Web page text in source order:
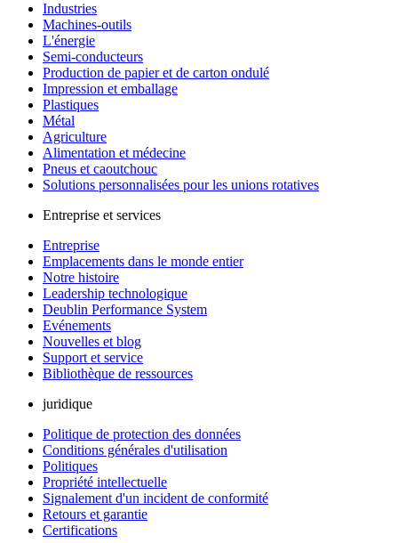
Industries
Machines-outils
L'énergie
Semi-conducteurs
Production de papier et de carton ondulé
Impression et emballage
Plastiques
Métal
Agriculture
Alimentation et médecine
Pneus et caoutchouc
Solutions personnalisées pour les unions rotatives
Entreprise et services
Entreprise
Emplacements dans le monde entier
Notre histoire
Leadership technologique
Deublin Performance System
Evénements
Nouvelles et blog
Support et service
Bibliothèque de ressources
juridique
Politique de protection des données
Conditions générales d'utilisation
Politiques
Propriété intellectuelle
Signalement d'un incident de conformité
Retours et garantie
Certifications